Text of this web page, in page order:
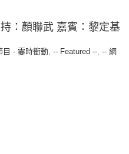
：顏聯武 嘉賓：黎定基
目 - 霎時衝動, -- Featured --, -- 網